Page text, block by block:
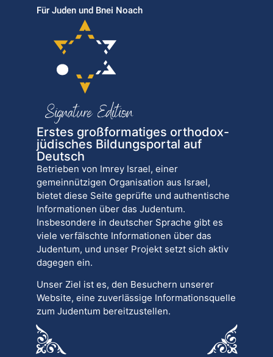
Für Juden und Bnei Noach
Erstes großformatiges orthodox-
jüdisches Bildungsportal auf
Deutsch
Betrieben von Imrey Israel, einer
gemeinnützigen Organisation aus Israel,
bietet diese Seite geprüfte und authentische
Informationen über das Judentum.
Insbesondere in deutscher Sprache gibt es
viele verfälschte Informationen über das
Judentum, und unser Projekt setzt sich aktiv
dagegen ein.
Unser Ziel ist es, den Besuchern unserer
Website, eine zuverlässige Informationsquelle
zum Judentum bereitzustellen.